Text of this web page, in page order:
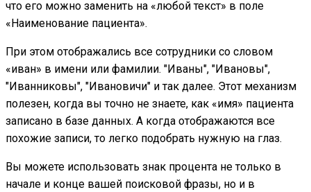
что его можно заменить на «любой текст» в поле
«Наименование пациента».
При этом отображались все сотрудники со словом
«иван» в имени или фамилии. "Иваны", "Ивановы",
"Иванниковы", "Ивановичи" и так далее. Этот механизм
полезен, когда вы точно не знаете, как «имя» пациента
записано в базе данных. А когда отображаются все
похожие записи, то легко подобрать нужную на глаз.
Вы можете использовать знак процента не только в
начале и конце вашей поисковой фразы, но и в